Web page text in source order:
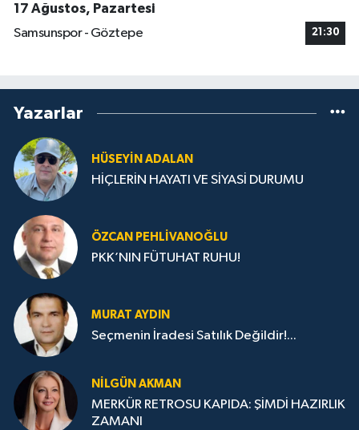
17 Ağustos, Pazartesi
Samsunspor - Göztepe
21:30
Yazarlar
HÜSEYIN ADALAN
HİÇLERİN HAYATI VE SİYASİ DURUMU
ÖZCAN PEHLIVANOĞLU
PKK’NIN FÜTUHAT RUHU!
MURAT AYDIN
Seçmenin İradesi Satılık Değildir!...
NILGÜN AKMAN
MERKÜR RETROSU KAPIDA: ŞİMDİ HAZIRLIK
ZAMANI